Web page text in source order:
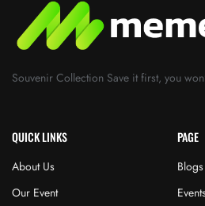
Souvenir Collection Save it first, you
QUICK LINKS
About Us
Our Event
PAGE
Blogs